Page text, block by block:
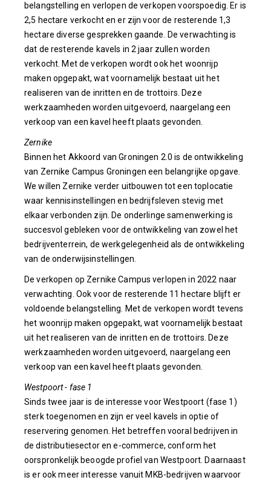
belangstelling en verlopen de verkopen voorspoedig. Er is
2,5 hectare verkocht en er zijn voor de resterende 1,3
hectare diverse gesprekken gaande. De verwachting is
dat de resterende kavels in 2 jaar zullen worden
verkocht. Met de verkopen wordt ook het woonrijp
maken opgepakt, wat voornamelijk bestaat uit het
realiseren van de inritten en de trottoirs. Deze
werkzaamheden worden uitgevoerd, naargelang een
verkoop van een kavel heeft plaats gevonden.
Zernike
Binnen het Akkoord van Groningen 2.0 is de ontwikkeling
van Zernike Campus Groningen een belangrijke opgave.
We willen Zernike verder uitbouwen tot een toplocatie
waar kennisinstellingen en bedrijfsleven stevig met
elkaar verbonden zijn. De onderlinge samenwerking is
succesvol gebleken voor de ontwikkeling van zowel het
bedrijventerrein, de werkgelegenheid als de ontwikkeling
van de onderwijsinstellingen.
De verkopen op Zernike Campus verlopen in 2022 naar
verwachting. Ook voor de resterende 11 hectare blijft er
voldoende belangstelling. Met de verkopen wordt tevens
het woonrijp maken opgepakt, wat voornamelijk bestaat
uit het realiseren van de inritten en de trottoirs. Deze
werkzaamheden worden uitgevoerd, naargelang een
verkoop van een kavel heeft plaats gevonden.
Westpoort - fase 1
Sinds twee jaar is de interesse voor Westpoort (fase 1)
sterk toegenomen en zijn er veel kavels in optie of
reservering genomen. Het betreffen vooral bedrijven in
de distributiesector en e-commerce, conform het
oorspronkelijk beoogde profiel van Westpoort. Daarnaast
is er ook meer interesse vanuit MKB-bedrijven waarvoor